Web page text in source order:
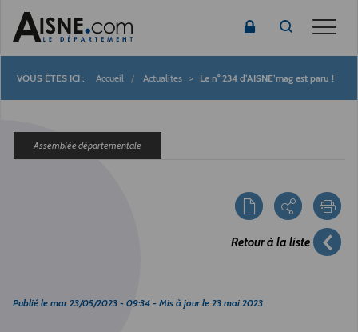
Fil
d'Ariane
Accueil Actualites Le n° 234 d’AISNE’mag est paru !
Assemblée départementale
Retour à la liste
Publié le mar 23/05/2023 - 09:34 - Mis à jour le 23 mai 2023